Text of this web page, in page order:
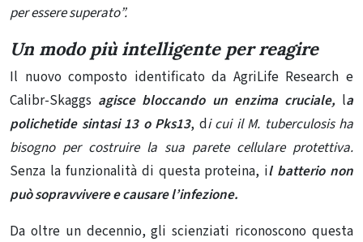
per essere superato”.
Un modo più intelligente per reagire
Il nuovo composto identificato da AgriLife Research e
Calibr-Skaggs agisce bloccando un enzima cruciale, la
polichetide sintasi 13 o Pks13, di cui il M. tuberculosis ha
bisogno per costruire la sua parete cellulare protettiva.
Senza la funzionalità di questa proteina, il batterio non
può sopravvivere e causare l’infezione.
Da oltre un decennio, gli scienziati riconoscono questa